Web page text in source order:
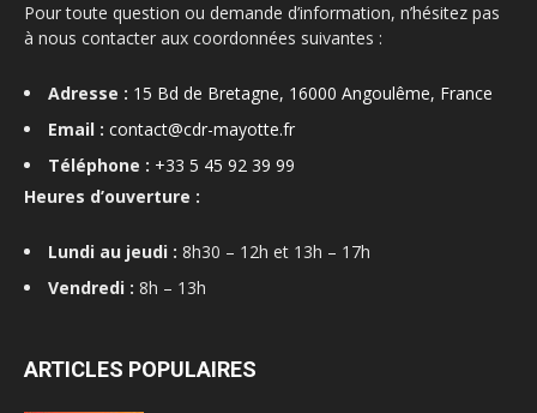
Pour toute question ou demande d’information, n’hésitez pas
à nous contacter aux coordonnées suivantes :
Adresse : 15 Bd de Bretagne, 16000 Angoulême, France
Email : contact@cdr-mayotte.fr
Téléphone : +33 5 45 92 39 99
Heures d’ouverture :
Lundi au jeudi : 8h30 – 12h et 13h – 17h
Vendredi : 8h – 13h
ARTICLES POPULAIRES